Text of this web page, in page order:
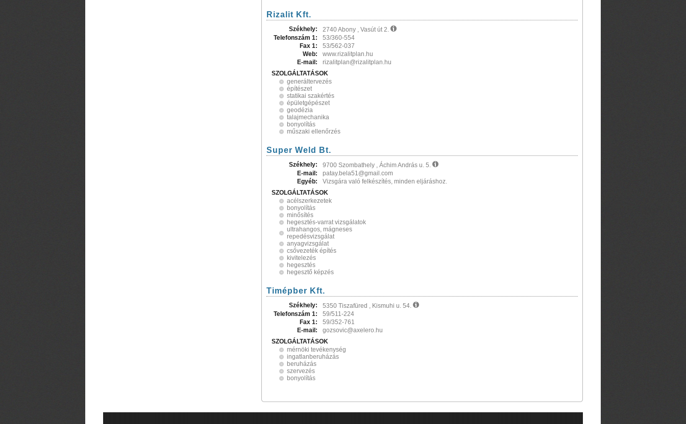
Rizalit Kft.
Székhely:
2740 Abony , Vasút út 2.
Telefonszám 1:
53/360-554
Fax 1:
53/562-037
Web:
www.rizalitplan.hu
E-mail:
rizalitplan@rizalitplan.hu
SZOLGÁLTATÁSOK
generáltervezés
építészet
statikai szakértés
épületgépészet
geodézia
talajmechanika
bonyolítás
műszaki ellenőrzés
Super Weld Bt.
Székhely:
9700 Szombathely , Áchim András u. 5.
E-mail:
patay.bela51@gmail.com
Egyéb:
Vizsgára való felkészítés, minden eljáráshoz.
SZOLGÁLTATÁSOK
acélszerkezetek
bonyolítás
minősítés
hegesztés-varrat vizsgálatok
ultrahangos, mágneses
repedésvizsgálat
anyagvizsgálat
csővezeték építés
kivitelezés
hegesztés
hegesztő képzés
Timépber Kft.
Székhely:
5350 Tiszafüred , Kismuhi u. 54.
Telefonszám 1:
59/511-224
Fax 1:
59/352-761
E-mail:
gozsovic@axelero.hu
SZOLGÁLTATÁSOK
mérnöki tevékenység
ingatlanberuházás
beruházás
szervezés
bonyolítás